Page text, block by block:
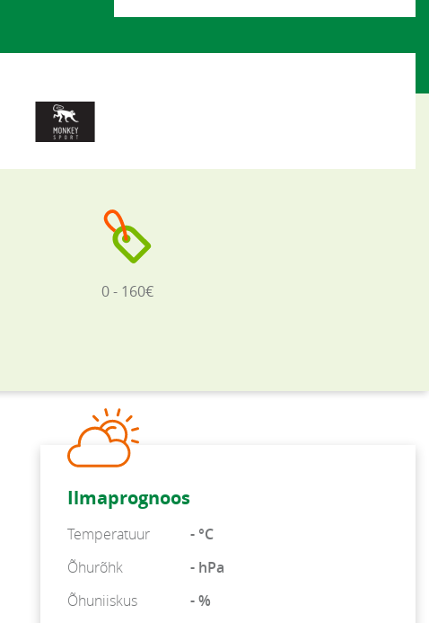
0 - 160€
Ilmaprognoos
Temperatuur
- °C
Õhurõhk
- hPa
Õhuniiskus
- %